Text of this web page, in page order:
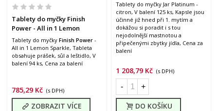
Tablety do myčky Finish
Power - All in 1 Lemon
Sparkle, 94 ks
Tablety do myčky Finish Power -
All in 1 Lemon Sparkle, Tableta
obsahuje prášek, sůl a leštidlo, V
balení 94 ks, Cena za balení
785,29 Kč (s DPH)
ZOBRAZIT VÍCE
Tablety do myčky Jar Platinum -
citron, V balení 125 ks, Kapsle jsou
účinné již hned při 1. mytím a
dokážou si poradit i s tou
nejodolnější mastnotou a
připečenými zbytky jídla, Cena za
balení
1 208,79 Kč (s DPH)
- +
DO KOŠÍKU